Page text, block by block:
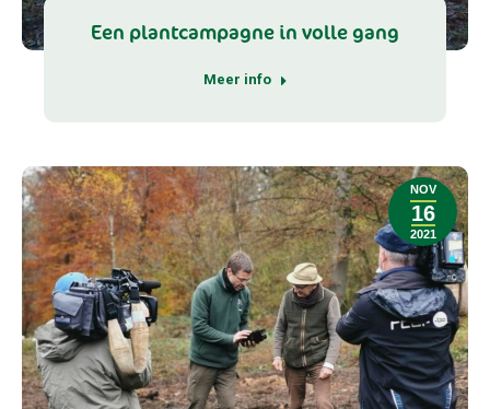
Een plantcampagne in volle gang
Meer info
NOV
16
2021